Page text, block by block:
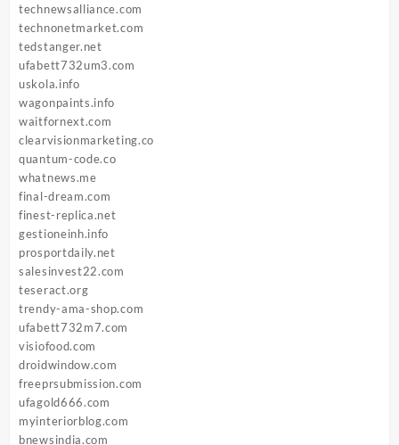
technewsalliance.com
technonetmarket.com
tedstanger.net
ufabett732um3.com
uskola.info
wagonpaints.info
waitfornext.com
clearvisionmarketing.co
quantum-code.co
whatnews.me
final-dream.com
finest-replica.net
gestioneinh.info
prosportdaily.net
salesinvest22.com
teseract.org
trendy-ama-shop.com
ufabett732m7.com
visiofood.com
droidwindow.com
freeprsubmission.com
ufagold666.com
myinteriorblog.com
bnewsindia.com